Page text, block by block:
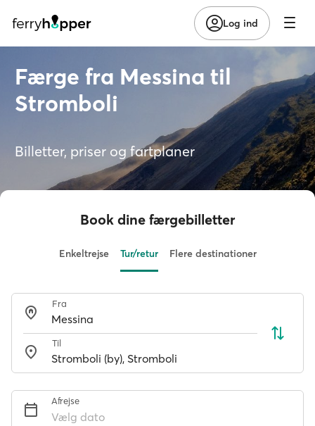
Log ind
Færge fra Messina til
Stromboli
Billetter, priser og fartplaner
Book dine færgebilletter
Enkeltrejse Tur/retur Flere destinationer
Fra
Til
Afrejse
Vælg dato